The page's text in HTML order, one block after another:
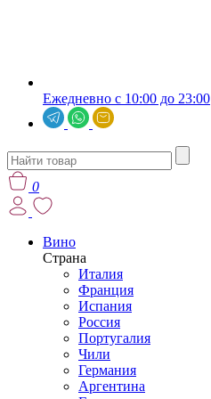
Ежедневно с 10:00 до 23:00
0
Вино
Страна
Италия
Франция
Испания
Россия
Португалия
Чили
Германия
Аргентина